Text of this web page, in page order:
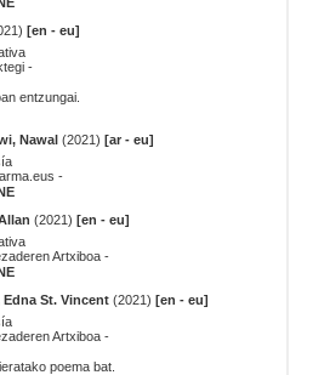
[en - eu]
-
entzungai
Nawal (2021)[ar - eu]
-
(2021)[en - eu]
Artxiboa -
Edna St. Vincent (2021)[en - eu]
Artxiboa -
poema bat.